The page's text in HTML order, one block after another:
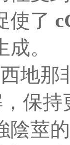
使了
。
西地
保
陰莖